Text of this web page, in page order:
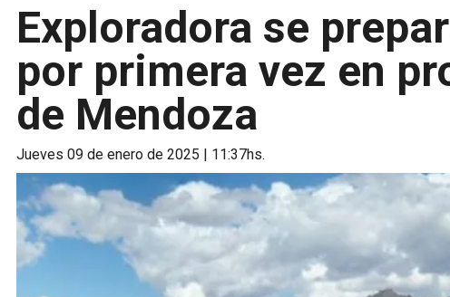
Exploradora se
por primera vez en
de Mendoza
jueves 09 de enero de 2025 | 11:37hs.